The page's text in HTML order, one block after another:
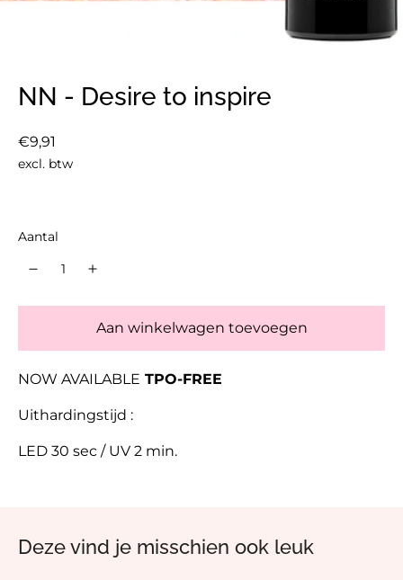
NN - Desire to inspire
Normale
prijs
€9,91
excl. btw
Aantal
Aan winkelwagen toevoegen
NOW AVAILABLE TPO-FREE
Uithardingstijd :
LED 30 sec / UV 2 min.
Deze vind je misschien ook leuk